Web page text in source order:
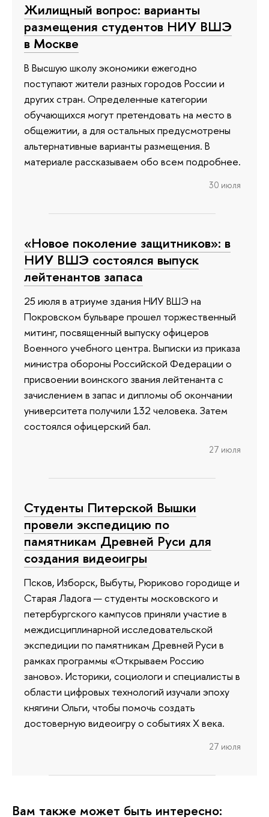
Жилищный вопрос: варианты
размещения студентов НИУ ВШЭ
в Москве
В Высшую школу экономики ежегодно
поступают жители разных городов России и
других стран. Определенные категории
обучающихся могут претендовать на место в
общежитии, а для остальных предусмотрены
альтернативные варианты размещения. В
материале рассказываем обо всем подробнее.
30 июля
«Новое поколение защитников»: в
НИУ ВШЭ состоялся выпуск
лейтенантов запаса
25 июля в атриуме здания НИУ ВШЭ на
Покровском бульваре прошел торжественный
митинг, посвященный выпуску офицеров
Военного учебного центра. Выписки из приказа
министра обороны Российской Федерации о
присвоении воинского звания лейтенанта с
зачислением в запас и дипломы об окончании
университета получили 132 человека. Затем
состоялся офицерский бал.
27 июля
Студенты Питерской Вышки
провели экспедицию по
памятникам Древней Руси для
создания видеоигры
Псков, Изборск, Выбуты, Рюриково городище и
Старая Ладога — студенты московского и
петербургского кампусов приняли участие в
междисциплинарной исследовательской
экспедиции по памятникам Древней Руси в
рамках программы «Открываем Россию
заново». Историки, социологи и специалисты в
области цифровых технологий изучали эпоху
княгини Ольги, чтобы помочь создать
достоверную видеоигру о событиях X века.
27 июля
Вам также может быть интересно: